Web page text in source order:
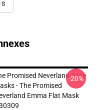
Promised Neverland Face
- The Promised
Emma Flat Mask
-20%